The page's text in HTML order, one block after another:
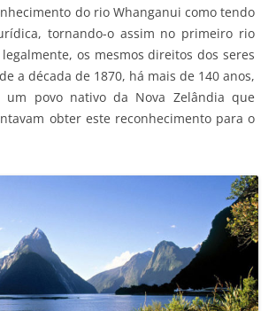
do rio Whanganui como tendo
tornando-o assim no primeiro rio
os mesmos direitos dos seres
a década de 1870, há mais de 140 anos,
povo nativo da Nova Zelândia que
obter este reconhecimento para o